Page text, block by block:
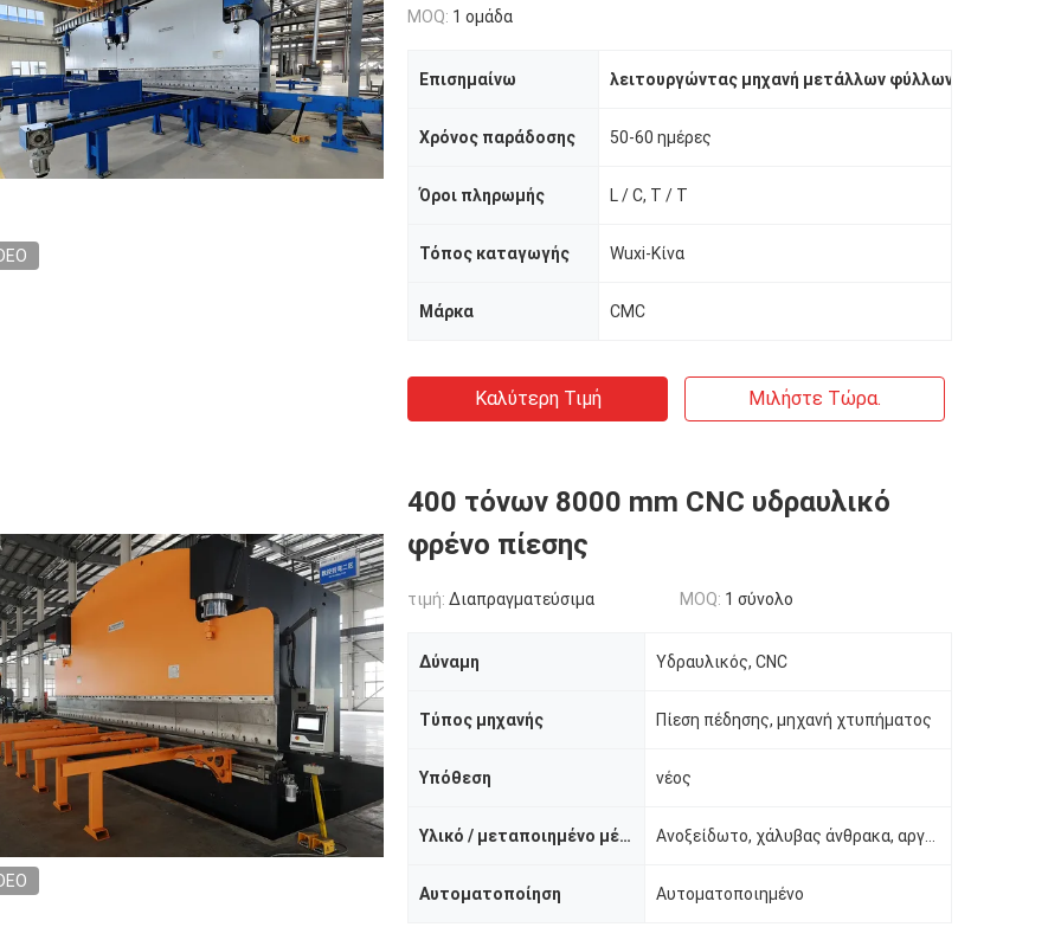
MOQ: 1 ομάδα
Επισημαίνω λειτουργώντας μηχανή μετάλλων φύλλων
Χρόνος παράδοσης 50-60 ημέρες
Όροι πληρωμής L / C, T / T
Τόπος καταγωγής Wuxi-Κίνα
Μάρκα CMC
Καλύτερη Τιμή Μιλήστε Τώρα.
400 τόνων 8000 mm CNC υδραυλικό
φρένο πίεσης
τιμή: Διαπραγματεύσιμα MOQ: 1 σύνολο
Δύναμη Υδραυλικός, CNC
Τύπος μηχανής Πίεση πέδησης, μηχανή χτυπήματος
Υπόθεση νέος
Υλικό / μεταποιημένο μέταλλο
Αυτοματοποίηση Αυτοματοποιημένο